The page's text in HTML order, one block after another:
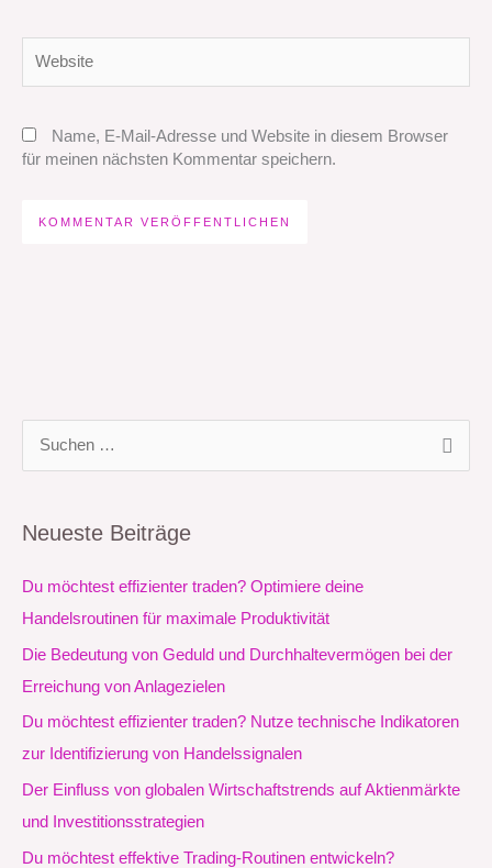
Name, E-Mail-Adresse und Website in diesem Browser
für meinen nächsten Kommentar speichern.
h
e
n
Neueste Beiträge
Du möchtest effizienter traden? Optimiere deine
Handelsroutinen für maximale Produktivität
Die Bedeutung von Geduld und Durchhaltevermögen bei der
Erreichung von Anlagezielen
Du möchtest effizienter traden? Nutze technische Indikatoren
zur Identifizierung von Handelssignalen
Der Einfluss von globalen Wirtschaftstrends auf Aktienmärkte
und Investitionsstrategien
Du möchtest effektive Trading-Routinen entwickeln?